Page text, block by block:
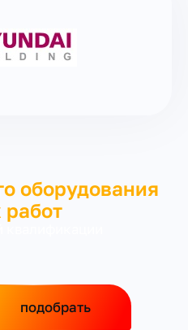
оборудования
работ
подобрать